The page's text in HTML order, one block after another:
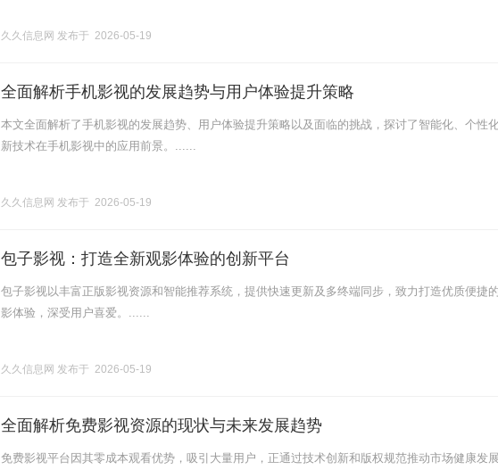
久久信息网 发布于 2026-05-19
全面解析手机影视的发展趋势与用户体验提升策略
本文全面解析了手机影视的发展趋势、用户体验提升策略以及面临的挑战，探讨了智能化、个性
新技术在手机影视中的应用前景。......
久久信息网 发布于 2026-05-19
包子影视：打造全新观影体验的创新平台
包子影视以丰富正版影视资源和智能推荐系统，提供快速更新及多终端同步，致力打造优质便捷
影体验，深受用户喜爱。......
久久信息网 发布于 2026-05-19
全面解析免费影视资源的现状与未来发展趋势
免费影视平台因其零成本观看优势，吸引大量用户，正通过技术创新和版权规范推动市场健康发展